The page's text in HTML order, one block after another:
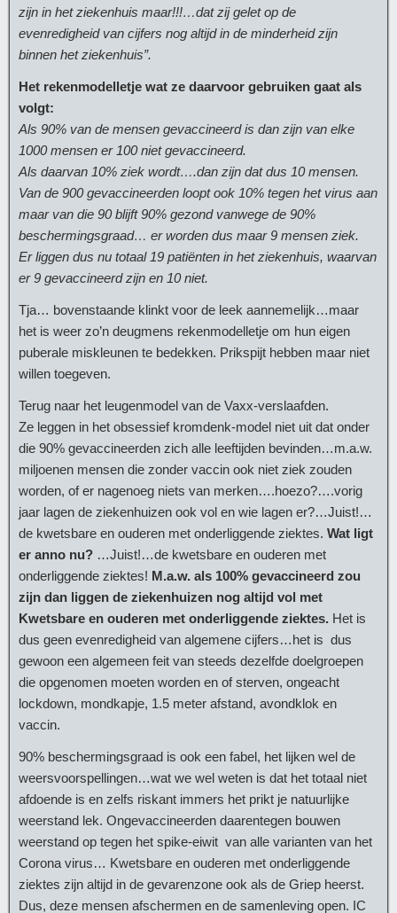
zijn in het ziekenhuis maar!!!…dat zij gelet op de
evenredigheid van cijfers nog altijd in de minderheid zijn
binnen het ziekenhuis”.
Het rekenmodelletje wat ze daarvoor gebruiken gaat als
volgt:
Als 90% van de mensen gevaccineerd is dan zijn van elke
1000 mensen er 100 niet gevaccineerd.
Als daarvan 10% ziek wordt….dan zijn dat dus 10 mensen.
Van de 900 gevaccineerden loopt ook 10% tegen het virus aan
maar van die 90 blijft 90% gezond vanwege de 90%
beschermingsgraad… er worden dus maar 9 mensen ziek.
Er liggen dus nu totaal 19 patiënten in het ziekenhuis, waarvan
er 9 gevaccineerd zijn en 10 niet.
Tja… bovenstaande klinkt voor de leek aannemelijk…maar
het is weer zo’n deugmens rekenmodelletje om hun eigen
puberale miskleunen te bedekken. Prikspijt hebben maar niet
willen toegeven.
Terug naar het leugenmodel van de Vaxx-verslaafden.
Ze leggen in het obsessief kromdenk-model niet uit dat onder
die 90% gevaccineerden zich alle leeftijden bevinden…m.a.w.
miljoenen mensen die zonder vaccin ook niet ziek zouden
worden, of er nagenoeg niets van merken….hoezo?….vorig
jaar lagen de ziekenhuizen ook vol en wie lagen er?…Juist!…
de kwetsbare en ouderen met onderliggende ziektes. Wat ligt
er anno nu? …Juist!…de kwetsbare en ouderen met
onderliggende ziektes! M.a.w. als 100% gevaccineerd zou
zijn dan liggen de ziekenhuizen nog altijd vol met
Kwetsbare en ouderen met onderliggende ziektes. Het is
dus geen evenredigheid van algemene cijfers…het is dus
gewoon een algemeen feit van steeds dezelfde doelgroepen
die opgenomen moeten worden en of sterven, ongeacht
lockdown, mondkapje, 1.5 meter afstand, avondklok en
vaccin.
90% beschermingsgraad is ook een fabel, het lijken wel de
weersvoorspellingen…wat we wel weten is dat het totaal niet
afdoende is en zelfs riskant immers het prikt je natuurlijke
weerstand lek. Ongevaccineerden daarentegen bouwen
weerstand op tegen het spike-eiwit van alle varianten van het
Corona virus… Kwetsbare en ouderen met onderliggende
ziektes zijn altijd in de gevarenzone ook als de Griep heerst.
Dus, deze mensen afschermen en de samenleving open. IC